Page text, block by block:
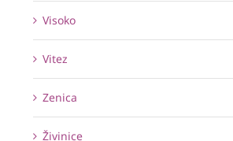
Visoko
Vitez
Zenica
Živinice